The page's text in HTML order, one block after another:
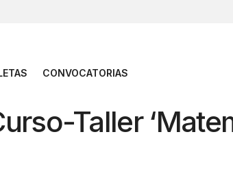
CONVOCATORIAS
Taller